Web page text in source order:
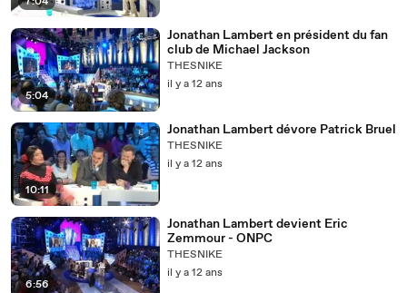
5:04
Jonathan Lambert en président du fan
club de Michael Jackson
THESNIKE
il y a 12 ans
10:11
Jonathan Lambert dévore Patrick Bruel
THESNIKE
il y a 12 ans
6:56
Jonathan Lambert devient Eric
Zemmour - ONPC
THESNIKE
il y a 12 ans